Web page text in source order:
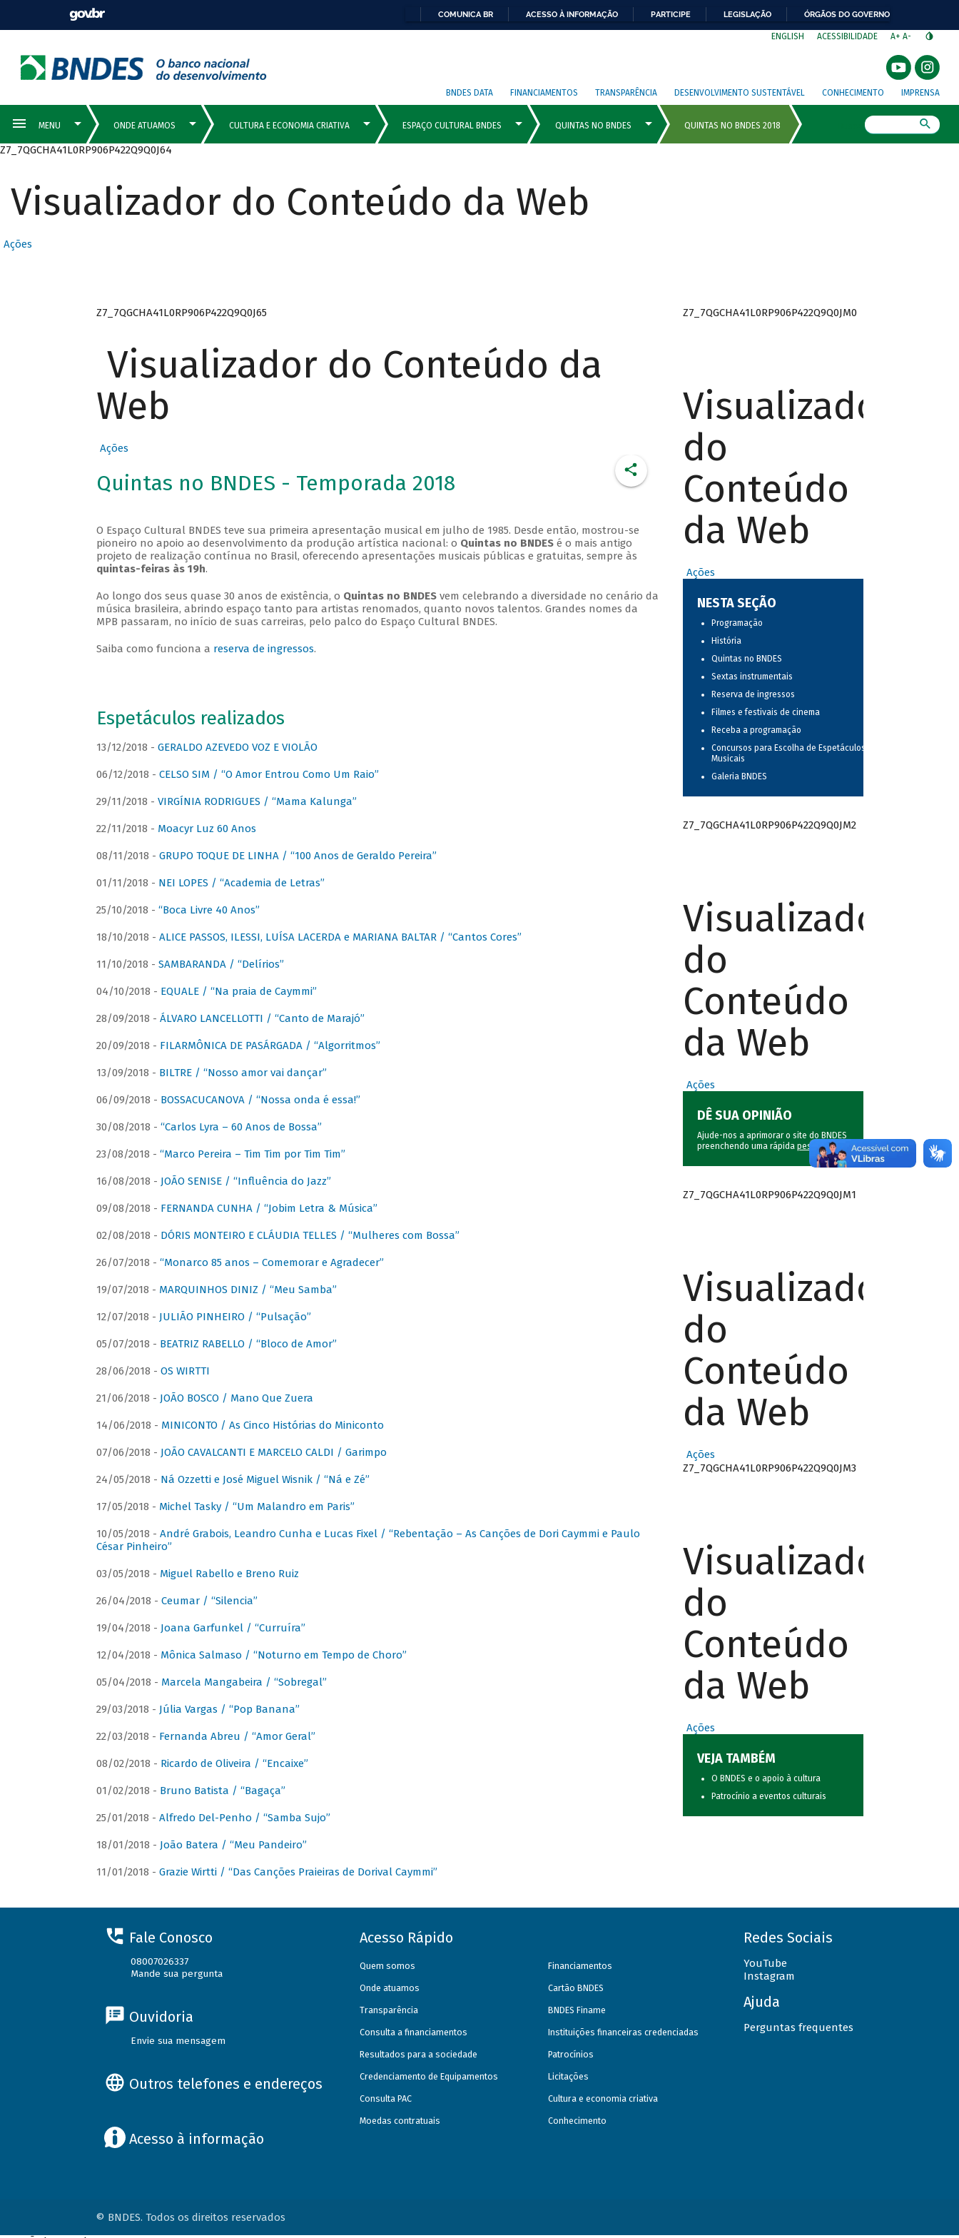
COMUNICA BR ACESSO À INFORMAÇÃO PARTICIPE LEGISLAÇÃO ÓRGÃOS DO GOVERNO
ENGLISH ACESSIBILIDADE A+ A-
BNDES DATA FINANCIAMENTOS TRANSPARÊNCIA DESENVOLVIMENTO SUSTENTÁVEL CONHECIMENTO IMPRENSA
Z7_7QGCHA41L0RP906P422Q9Q0J64
Visualizador do Conteúdo da Web
Ações
Z7_7QGCHA41L0RP906P422Q9Q0J65
Visualizador do Conteúdo da
Web
Ações
Quintas no BNDES - Temporada 2018
O Espaço Cultural BNDES teve sua primeira apresentação musical em julho de 1985. Desde então, mostrou-se
pioneiro no apoio ao desenvolvimento da produção artística nacional: o Quintas no BNDESé o mais antigo
projeto de realização contínua no Brasil, oferecendo apresentações musicais públicas e gratuitas, sempre às
quintas-feiras às 19h.
Ao longo dos seus quase 30 anos de existência, o Quintas no BNDESvem celebrando a diversidade no cenário da
música brasileira, abrindo espaço tanto para artistas renomados, quanto novos talentos. Grandes nomes da
MPB passaram, no início de suas carreiras, pelo palco do Espaço Cultural BNDES.
Saiba como funciona a reserva de ingressos.
Espetáculos realizados
13/12/2018 - GERALDO AZEVEDO VOZ E VIOLÃO
06/12/2018 - CELSO SIM / “O Amor Entrou Como Um Raio”
29/11/2018 - VIRGÍNIA RODRIGUES / “Mama Kalunga”
22/11/2018 - Moacyr Luz 60 Anos
08/11/2018 - GRUPO TOQUE DE LINHA / “100 Anos de Geraldo Pereira”
01/11/2018 - NEI LOPES / “Academia de Letras”
25/10/2018 - “Boca Livre 40 Anos”
18/10/2018 - ALICE PASSOS, ILESSI, LUÍSA LACERDA e MARIANA BALTAR / “Cantos Cores”
11/10/2018 - SAMBARANDA / “Delírios”
04/10/2018 - EQUALE / “Na praia de Caymmi”
28/09/2018 - ÁLVARO LANCELLOTTI / “Canto de Marajó”
20/09/2018 - FILARMÔNICA DE PASÁRGADA / “Algorritmos”
13/09/2018 - BILTRE / “Nosso amor vai dançar”
06/09/2018 - BOSSACUCANOVA / “Nossa onda é essa!”
30/08/2018 - “Carlos Lyra – 60 Anos de Bossa”
23/08/2018 - “Marco Pereira – Tim Tim por Tim Tim”
16/08/2018 - JOÃO SENISE / “Influência do Jazz”
09/08/2018 - FERNANDA CUNHA / “Jobim Letra & Música”
02/08/2018 - DÓRIS MONTEIRO E CLÁUDIA TELLES / “Mulheres com Bossa”
26/07/2018 - “Monarco 85 anos – Comemorar e Agradecer”
19/07/2018 - MARQUINHOS DINIZ / “Meu Samba”
12/07/2018 - JULIÃO PINHEIRO / “Pulsação”
05/07/2018 - BEATRIZ RABELLO / “Bloco de Amor”
28/06/2018 - OS WIRTTI
21/06/2018 - JOÃO BOSCO / Mano Que Zuera
14/06/2018 - MINICONTO / As Cinco Histórias do Miniconto
07/06/2018 - JOÃO CAVALCANTI E MARCELO CALDI / Garimpo
24/05/2018 - Ná Ozzetti e José Miguel Wisnik / “Ná e Zé”
17/05/2018 - Michel Tasky / “Um Malandro em Paris”
10/05/2018 - André Grabois, Leandro Cunha e Lucas Fixel / “Rebentação – As Canções de Dori Caymmi e Paulo
César Pinheiro”
03/05/2018 - Miguel Rabello e Breno Ruiz
26/04/2018 - Ceumar / “Silencia”
19/04/2018 - Joana Garfunkel / “Curruíra”
12/04/2018 - Mônica Salmaso / “Noturno em Tempo de Choro”
05/04/2018 - Marcela Mangabeira / “Sobregal”
29/03/2018 - Júlia Vargas / “Pop Banana”
22/03/2018 - Fernanda Abreu / “Amor Geral”
08/02/2018 - Ricardo de Oliveira / “Encaixe”
01/02/2018 - Bruno Batista / “Bagaça”
25/01/2018 - Alfredo Del-Penho / “Samba Sujo”
18/01/2018 - João Batera / “Meu Pandeiro”
11/01/2018 - Grazie Wirtti / “Das Canções Praieiras de Dorival Caymmi”
Z7_7QGCHA41L0RP906P422Q9Q0JM0
Visualizador
do
Conteúdo
da Web
Ações
NESTA SEÇÃO
Programação
História
Quintas no BNDES
Sextas instrumentais
Reserva de ingressos
Filmes e festivais de cinema
Receba a programação
Concursos para Escolha de Espetáculos
Musicais
Galeria BNDES
Z7_7QGCHA41L0RP906P422Q9Q0JM2
Visualizador
do
Conteúdo
da Web
Ações
DÊ SUA OPINIÃO
Ajude-nos a aprimorar o site do BNDES
preenchendo uma rápida pesquisa.
Z7_7QGCHA41L0RP906P422Q9Q0JM1
Visualizador
do
Conteúdo
da Web
Ações
Z7_7QGCHA41L0RP906P422Q9Q0JM3
Visualizador
do
Conteúdo
da Web
Ações
VEJA TAMBÉM
O BNDES e o apoio à cultura
Patrocínio a eventos culturais
Fale Conosco
08007026337
Mande sua pergunta
Ouvidoria
Envie sua mensagem
Outros telefones e endereços
Acesso à informação
Acesso Rápido
Quem somos
Onde atuamos
Transparência
Consulta a financiamentos
Resultados para a sociedade
Credenciamento de Equipamentos
Consulta PAC
Moedas contratuais
Financiamentos
Cartão BNDES
BNDES Finame
Instituições financeiras credenciadas
Patrocínios
Licitações
Cultura e economia criativa
Conhecimento
Redes Sociais
YouTube
Instagram
Ajuda
Perguntas frequentes
© BNDES. Todos os direitos reservados